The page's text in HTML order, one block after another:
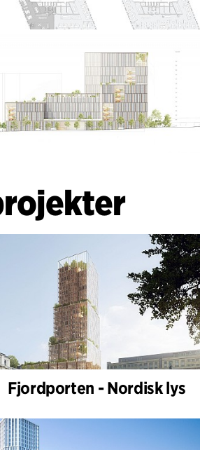
Fjordporten - Nordisk lys